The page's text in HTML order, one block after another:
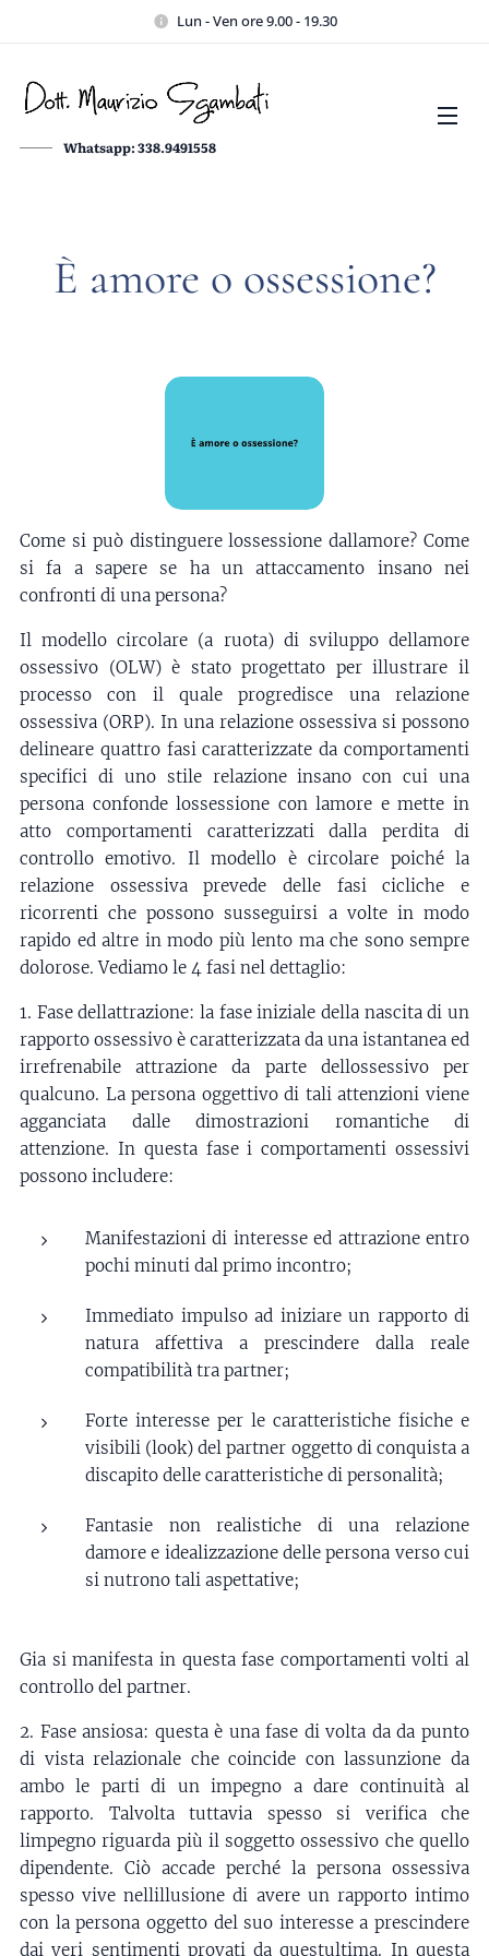
Lun - Ven ore 9.00 - 19.30
Whatsapp: 338.9491558
È amore o ossessione?
Come si può distinguere lossessione dallamore? Come
si fa a sapere se ha un attaccamento insano nei
confronti di una persona?
Il modello circolare (a ruota) di sviluppo dellamore
ossessivo (OLW) è stato progettato per illustrare il
processo con il quale progredisce una relazione
ossessiva (ORP). In una relazione ossessiva si possono
delineare quattro fasi caratterizzate da comportamenti
specifici di uno stile relazione insano con cui una
persona confonde lossessione con lamore e mette in
atto comportamenti caratterizzati dalla perdita di
controllo emotivo. Il modello è circolare poiché la
relazione ossessiva prevede delle fasi cicliche e
ricorrenti che possono susseguirsi a volte in modo
rapido ed altre in modo più lento ma che sono sempre
dolorose. Vediamo le 4 fasi nel dettaglio:
1. Fase dellattrazione: la fase iniziale della nascita di un
rapporto ossessivo è caratterizzata da una istantanea ed
irrefrenabile attrazione da parte dellossessivo per
qualcuno. La persona oggettivo di tali attenzioni viene
agganciata dalle dimostrazioni romantiche di
attenzione. In questa fase i comportamenti ossessivi
possono includere:
Manifestazioni di interesse ed attrazione entro
pochi minuti dal primo incontro;
Immediato impulso ad iniziare un rapporto di
natura affettiva a prescindere dalla reale
compatibilità tra partner;
Forte interesse per le caratteristiche fisiche e
visibili (look) del partner oggetto di conquista a
discapito delle caratteristiche di personalità;
Fantasie non realistiche di una relazione
damore e idealizzazione delle persona verso cui
si nutrono tali aspettative;
Gia si manifesta in questa fase comportamenti volti al
controllo del partner.
2. Fase ansiosa: questa è una fase di volta da da punto
di vista relazionale che coincide con lassunzione da
ambo le parti di un impegno a dare continuità al
rapporto. Talvolta tuttavia spesso si verifica che
limpegno riguarda più il soggetto ossessivo che quello
dipendente. Ciò accade perché la persona ossessiva
spesso vive nellillusione di avere un rapporto intimo
con la persona oggetto del suo interesse a prescindere
dai veri sentimenti provati da questultima. In questa